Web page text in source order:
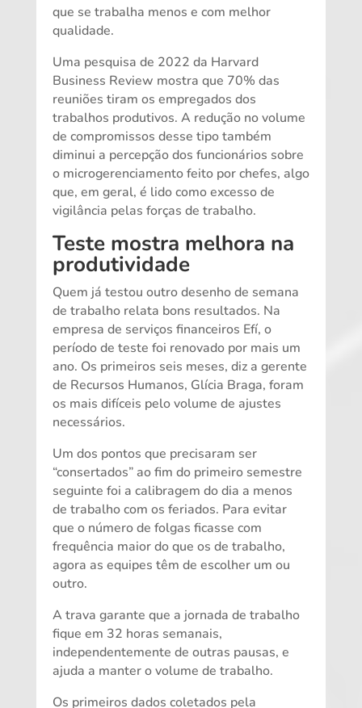
que se trabalha menos e com melhor
qualidade.
Uma pesquisa de 2022 da Harvard
Business Review mostra que 70% das
reuniões tiram os empregados dos
trabalhos produtivos. A redução no volume
de compromissos desse tipo também
diminui a percepção dos funcionários sobre
o microgerenciamento feito por chefes, algo
que, em geral, é lido como excesso de
vigilância pelas forças de trabalho.
Teste mostra melhora na
produtividade
Quem já testou outro desenho de semana
de trabalho relata bons resultados. Na
empresa de serviços financeiros Efí, o
período de teste foi renovado por mais um
ano. Os primeiros seis meses, diz a gerente
de Recursos Humanos, Glícia Braga, foram
os mais difíceis pelo volume de ajustes
necessários.
Um dos pontos que precisaram ser
“consertados” ao fim do primeiro semestre
seguinte foi a calibragem do dia a menos
de trabalho com os feriados. Para evitar
que o número de folgas ficasse com
frequência maior do que os de trabalho,
agora as equipes têm de escolher um ou
outro.
A trava garante que a jornada de trabalho
fique em 32 horas semanais,
independentemente de outras pausas, e
ajuda a manter o volume de trabalho.
Os primeiros dados coletados pela